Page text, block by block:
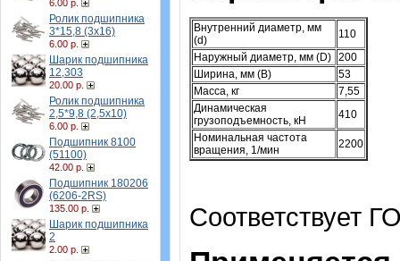
6.00 р.
Ролик подшипника
3*15,8 (3х16)
6.00 р.
Шарик подшипника
12,303
20.00 р.
Ролик подшипника
2,5*9,8 (2,5х10)
6.00 р.
Подшипник 8100
(51100)
42.00 р.
Подшипник 180206
(6206-2RS)
135.00 р.
Шарик подшипника
2
2.00 р.
Внутренний диаметр, мм
(d)
110
Наружный диаметр, мм (D) 200
Ширина, мм (B)
53
Масса, кг
7,55
Динамическая
грузоподъемность, кН
410
Номинальная частота
вращения, 1/мин
2200
Соответствует